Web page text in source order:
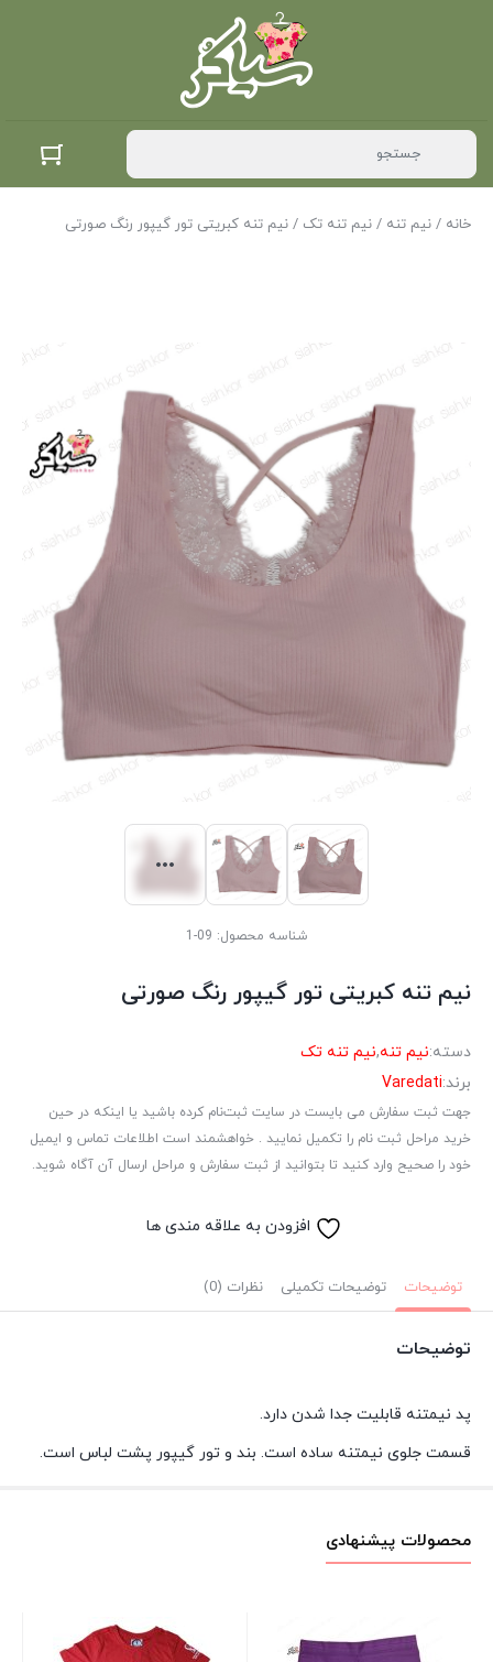
خانه / نیم تنه / نیم تنه تک / نیم تنه کبریتی تور گیپور رنگ صورتی
شناسه محصول: 09-1
نیم تنه کبریتی تور گیپور رنگ صورتی
دسته:نیم تنه,نیم تنه تک
برند:Varedati
جهت ثبت سفارش می بایست در سایت ثبت‌نام کرده باشید یا اینکه در حین
خرید مراحل ثبت نام را تکمیل نمایید . خواهشمند است اطلاعات تماس و ایمیل
خود را صحیح وارد کنید تا بتوانید از ثبت سفارش و مراحل ارسال آن آگاه شوید.
افزودن به علاقه مندی ها
توضیحات توضیحات تکمیلی نظرات (0)
توضیحات
پد نیمتنه قابلیت جدا شدن دارد.
قسمت جلوی نیمتنه ساده است. بند و تور گیپور پشت لباس است.
محصولات پیشنهادی